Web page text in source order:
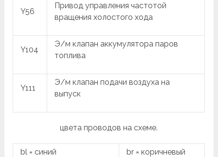
Y56
Привод управления частотой
вращения холостого хода
Y104
Э/м клапан аккумулятора паров
топлива
Y111
Э/м клапан подачи воздуха на
выпуск
цвета проводов на схеме.
bl = синий br = коричневый